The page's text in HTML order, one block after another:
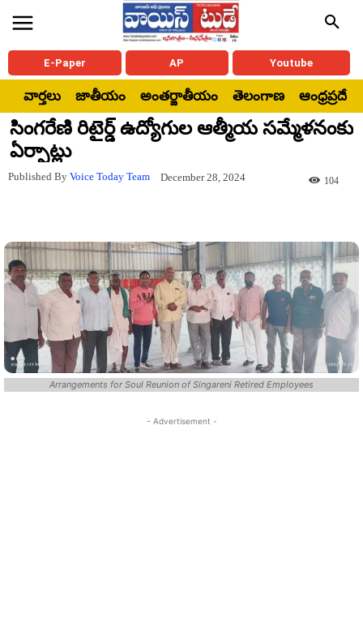
E-Paper AP Youtube
వార్తలు జాతీయం అంతర్జాతీయం తెలంగాణ ఆంధ్రప్రదేశ్
సింగరేణి రిటైర్డ్ ఉద్యోగుల ఆత్మీయ సమ్మేళనంకు
ఏర్పాట్లు
Published By Voice Today Team December 28, 2024 104
Arrangements for Soul Reunion of Singareni Retired Employees
- Advertisement -